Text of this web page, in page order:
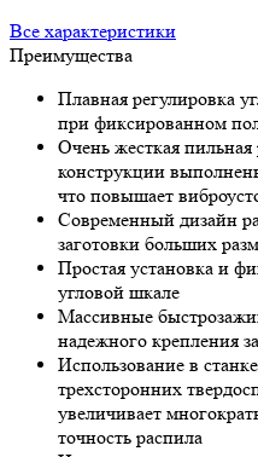
Все характеристики
Преимущества
Плавная регулировка
при фиксированном
Очень жесткая
конструкции
что повышает
Современный дизайн
заготовки больших
Простая установка и
угловой шкале
Массивные
надежного крепления
Использование в
трехсторонних
увеличивает
точность распила